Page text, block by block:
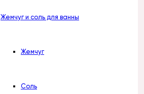
Жемчуг и соль для ванны
Жемчуг
Соль